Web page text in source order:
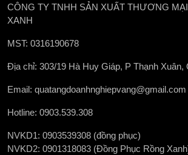
CÔNG TY TNHH SẢN XUẤT THƯƠNG
XANH
MST: 0316190678
Địa chỉ: 303/19 Hà Huy Giáp, P Thạnh Xuân,
Email: quatangdoanhnghiepvang@gmail.com
Hotline: 0903.539.308
NVKD1: 0903539308 (đồng phục)
NVKD2: 0901318083 (Đồng Phục Rồng